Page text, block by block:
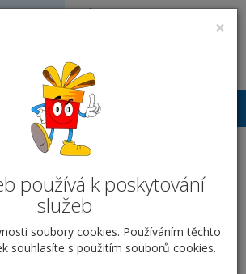
×
používá k poskytování
služeb
soubory cookies. Používáním těchto
souhlasíte s použitím souborů cookies.
Volejte: 728 051 909
na výšku -
ibišek